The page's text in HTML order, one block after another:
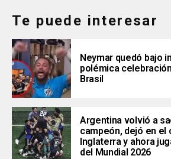
Te puede interesar
Neymar quedó bajo
polémica
Brasil
Argentina volvió a
campeón, dejó en el
Inglaterra y ahora
del Mundial 2026